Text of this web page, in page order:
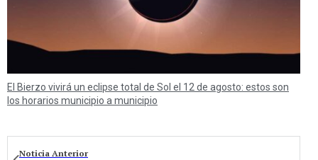
El Bierzo vivirá un eclipse total de Sol el 12 de agosto: estos son
los horarios municipio a municipio
Noticia Anterior